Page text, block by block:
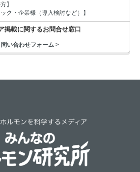
】
ク・企業様（導入検討など）】
掲載に関するお問合せ窓口
問い合わせフォーム >